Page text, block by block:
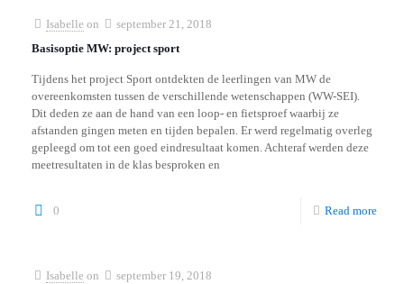
Isabelle on
september 21, 2018
Basisoptie MW: project sport
Tijdens het project Sport ontdekten de leerlingen van MW de
overeenkomsten tussen de verschillende wetenschappen (WW-SEI).
Dit deden ze aan de hand van een loop- en fietsproef waarbij ze
afstanden gingen meten en tijden bepalen. Er werd regelmatig overleg
gepleegd om tot een goed eindresultaat komen. Achteraf werden deze
meetresultaten in de klas besproken en
0 Read more
Isabelle on
september 19, 2018